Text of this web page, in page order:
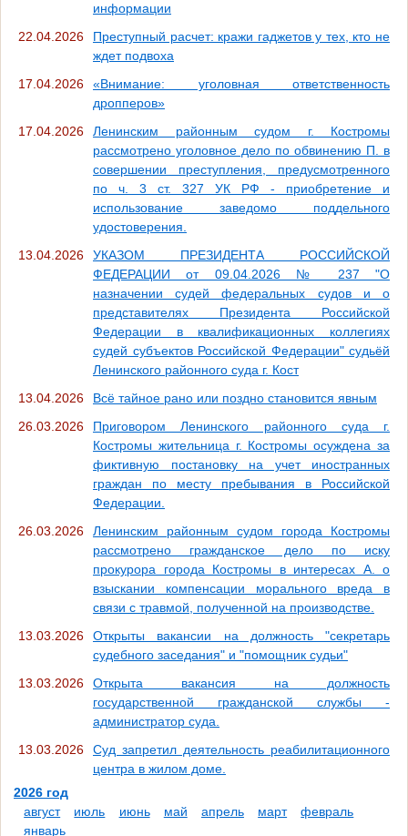
информации
22.04.2026
Преступный расчет: кражи гаджетов у тех, кто не
ждет подвоха
17.04.2026
«Внимание: уголовная ответственность
дропперов»
17.04.2026
Ленинским районным судом г. Костромы
рассмотрено уголовное дело по обвинению П. в
совершении преступления, предусмотренного
по ч. 3 ст. 327 УК РФ - приобретение и
использование заведомо поддельного
удостоверения.
13.04.2026
УКАЗОМ ПРЕЗИДЕНТА РОССИЙСКОЙ
ФЕДЕРАЦИИ от 09.04.2026 № 237 "О
назначении судей федеральных судов и о
представителях Президента Российской
Федерации в квалификационных коллегиях
судей субъектов Российской Федерации" судьёй
Ленинского районного суда г. Кост
13.04.2026
Всё тайное рано или поздно становится явным
26.03.2026
Приговором Ленинского районного суда г.
Костромы жительница г. Костромы осуждена за
фиктивную постановку на учет иностранных
граждан по месту пребывания в Российской
Федерации.
26.03.2026
Ленинским районным судом города Костромы
рассмотрено гражданское дело по иску
прокурора города Костромы в интересах А. о
взыскании компенсации морального вреда в
связи с травмой, полученной на производстве.
13.03.2026
Открыты вакансии на должность "секретарь
судебного заседания" и "помощник судьи"
13.03.2026
Открыта вакансия на должность
государственной гражданской службы -
администратор суда.
13.03.2026
Суд запретил деятельность реабилитационного
центра в жилом доме.
2026 год
август
июль июнь май апрель март
февраль
январь